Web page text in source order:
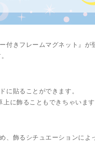
付きフレームマグネット』が
に貼ることができます。
に飾ることもできちゃいま
飾るシチュエーションによ